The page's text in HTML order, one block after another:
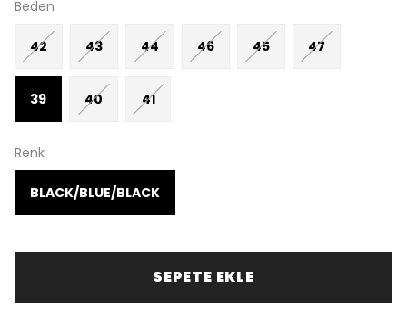
Beden
42 43 44 46 45 47
39 40 41
Renk
BLACK/BLUE/BLACK
SEPETE EKLE